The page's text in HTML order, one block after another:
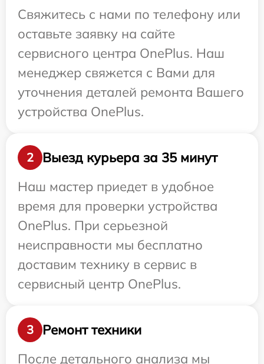
Свяжитесь с нами по телефону или
оставьте заявку на сайте
сервисного центра OnePlus. Наш
менеджер свяжется с Вами для
уточнения деталей ремонта Вашего
устройства OnePlus.
2
Выезд курьера за 35 минут
Наш мастер приедет в удобное
время для проверки устройства
OnePlus. При серьезной
неисправности мы бесплатно
доставим технику в сервис в
сервисный центр OnePlus.
3
Ремонт техники
После детального анализа мы